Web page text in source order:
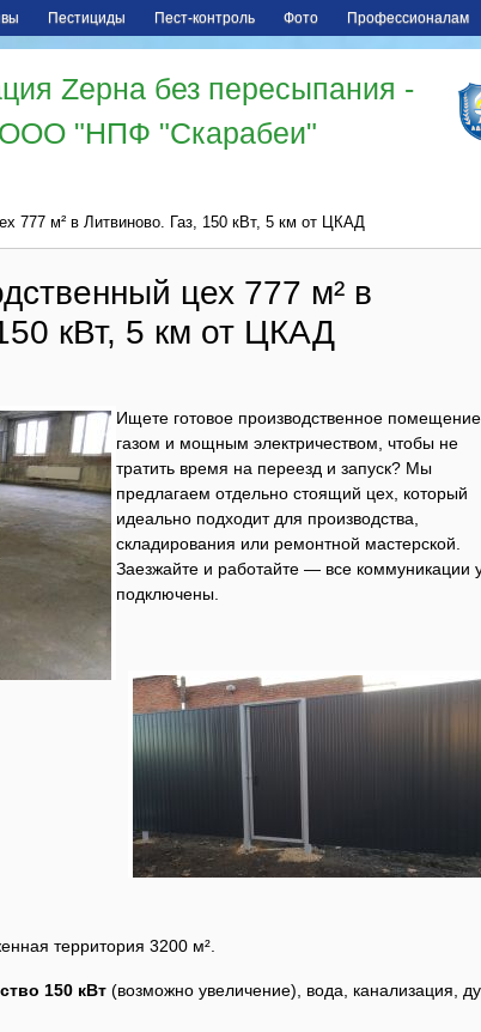
Пестициды Пест-контроль Фото Профессионалам
Zерна без пересыпания -
ООО "НПФ "Скарабеи"
777 м² в Литвиново. Газ, 150 кВт, 5 км от ЦКАД
цех 777 м² в
кВт, 5 км от ЦКАД
Ищете готовое производственное
газом и мощным электричеством, чтобы не
тратить время на переезд и запуск? Мы
предлагаем отдельно стоящий цех, который
идеально подходит для производства,
складирования или ремонтной мастерской.
Заезжайте и работайте — все коммуникации
подключены.
территория 3200 м².
150 кВт (возможно увеличение), вода, канализация,